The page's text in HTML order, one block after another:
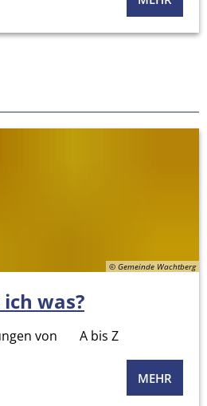
© Gemeinde Wachtberg
was?
von A bis Z
MEHR